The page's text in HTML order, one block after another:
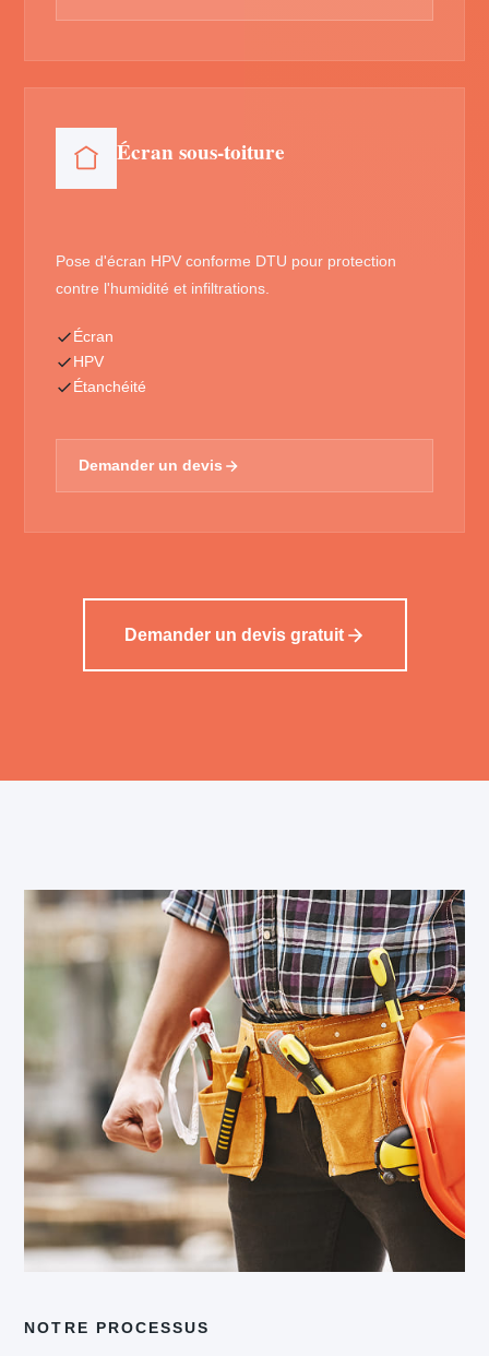
Écran sous-toiture
Pose d'écran HPV conforme DTU pour protection
contre l'humidité et infiltrations.
Écran
HPV
Étanchéité
Demander un devis
Demander un devis gratuit
NOTRE PROCESSUS